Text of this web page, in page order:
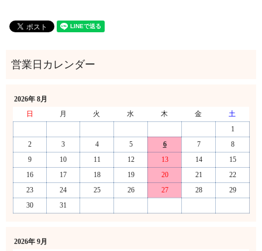
2026年 8月
日
月 火 水 木 金
土
1
2
3 4 5 6 7
8
9
10 11 12 13 14
15
16
17 18 19 20 21
22
23
24 25 26 27 28
29
30
31
2026年 9月